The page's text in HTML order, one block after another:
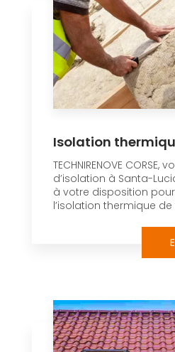
Isolation
TECHNIRENOVE CORSE,
d’isolation à Santa-
à votre disposition
l’isolation thermique de